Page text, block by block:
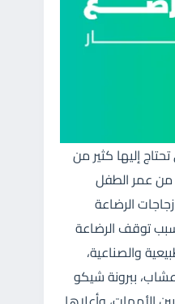
إليها كثير من
من عمر الطفل
الرضاعة
توقف الرضاعة
والصناعية،
ببرونة شيكو